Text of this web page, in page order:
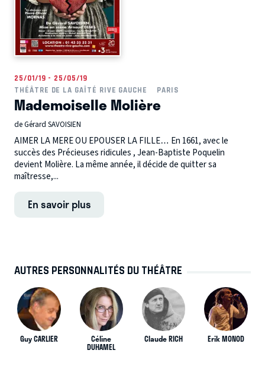
25/01/19 - 25/05/19
THÉÂTRE DE LA GAÎTÉ RIVE GAUCHE
PARIS
Mademoiselle Molière
de Gérard SAVOISIEN
AIMER LA MERE OU EPOUSER LA FILLE… En 1661, avec le
succès des Précieuses ridicules , Jean-Baptiste Poquelin
devient Molière. La même année, il décide de quitter sa
maîtresse,...
En savoir plus
AUTRES PERSONNALITÉS DU THÉÂTRE
Guy CARLIER Céline
DUHAMEL
Claude RICH Erik MONOD